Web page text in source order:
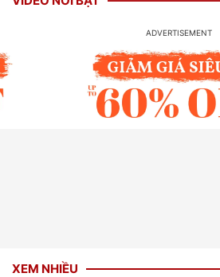
XEM NHIỀU